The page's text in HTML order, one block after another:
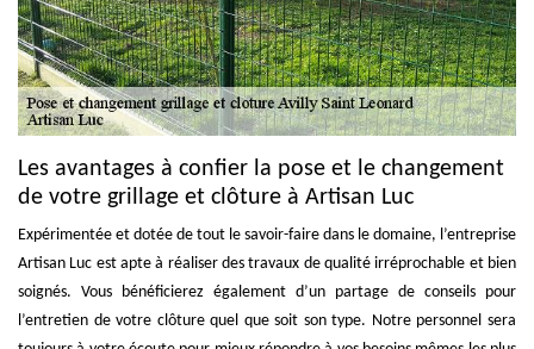
Les avantages à confier la pose et le changement
de votre grillage et clôture à Artisan Luc
Expérimentée et dotée de tout le savoir-faire dans le domaine, l’entreprise
Artisan Luc est apte à réaliser des travaux de qualité irréprochable et bien
soignés. Vous bénéficierez également d’un partage de conseils pour
l’entretien de votre clôture quel que soit son type. Notre personnel sera